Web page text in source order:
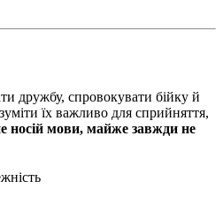
дружбу, спровокувати бійку й
їх важливо для сприйняття,
носій мови, майже завжди не